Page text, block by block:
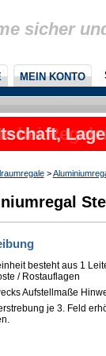
sicher
MEIN KONTO
>
besteht aus 1
/ Rostauflagen
Aufstellmaße
je 3. Feld